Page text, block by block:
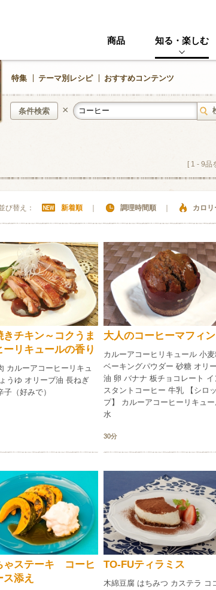
商品 知る・楽しむ
特集 テーマ別レシピ おすすめコンテンツ
条件検索 ×
その他・創作料理 スイーツ
野菜・いも類 きのこ
加工食品系 くだもの
ー） ウイスキー・ブランデー
検索
[ 1 - 9品
び替え： 新着順 調理時間順 カロリ
きチキン～コクうま
ーリキュールの香り
カルーアコーヒーリキュ
うゆ オリーブ油 長ねぎ
子（好みで）
大人のコーヒーマフィ
カルーアコーヒリキュール 小
ベーキングパウダー 砂糖 オリ
油 卵 バナナ 板チョコレート イ
スタントコーヒー 牛乳 【シロッ
プ】 カルーアコーヒーリキュ
水
30分
ゃステーキ コーヒ
ス添え
TO-FUティラミス
木綿豆腐 はちみつ カステラ コ